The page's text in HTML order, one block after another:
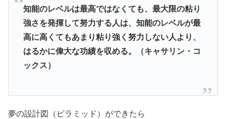
知能のレベルは最高ではなくても、最大限の粘り
強さを発揮して努力する人は、知能のレベルが最
高に高くてもあまり粘り強く努力しない人より、
はるかに偉大な功績を収める。（キャサリン・コ
ックス）
夢の設計図（ピラミッド）ができたら